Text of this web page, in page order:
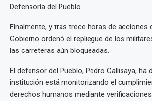
Defensoría del Pueblo.
Finalmente, y tras trece horas de acciones
Gobierno ordenó el repliegue de los
las carreteras aún bloqueadas.
El defensor del Pueblo, Pedro Callisaya, ha
institución está monitorizando el
derechos humanos mediante